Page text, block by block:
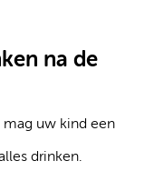
na de
mag uw kind een
drinken.